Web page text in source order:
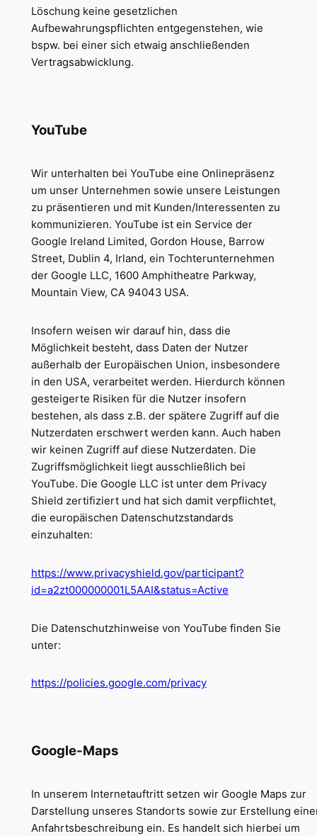
Löschung keine gesetzlichen
Aufbewahrungspflichten entgegenstehen, wie
bspw. bei einer sich etwaig anschließenden
Vertragsabwicklung.
YouTube
Wir unterhalten bei YouTube eine Onlinepräsenz
um unser Unternehmen sowie unsere Leistungen
zu präsentieren und mit Kunden/Interessenten zu
kommunizieren. YouTube ist ein Service der
Google Ireland Limited, Gordon House, Barrow
Street, Dublin 4, Irland, ein Tochterunternehmen
der Google LLC, 1600 Amphitheatre Parkway,
Mountain View, CA 94043 USA.
Insofern weisen wir darauf hin, dass die
Möglichkeit besteht, dass Daten der Nutzer
außerhalb der Europäischen Union, insbesondere
in den USA, verarbeitet werden. Hierdurch können
gesteigerte Risiken für die Nutzer insofern
bestehen, als dass z.B. der spätere Zugriff auf die
Nutzerdaten erschwert werden kann. Auch haben
wir keinen Zugriff auf diese Nutzerdaten. Die
Zugriffsmöglichkeit liegt ausschließlich bei
YouTube. Die Google LLC ist unter dem Privacy
Shield zertifiziert und hat sich damit verpflichtet,
die europäischen Datenschutzstandards
einzuhalten:
https://www.privacyshield.gov/participant?
id=a2zt000000001L5AAI&status=Active
Die Datenschutzhinweise von YouTube finden Sie
unter:
https://policies.google.com/privacy
Google-Maps
In unserem Internetauftritt setzen wir Google Maps zur
Darstellung unseres Standorts sowie zur Erstellung
Anfahrtsbeschreibung ein. Es handelt sich hierbei um